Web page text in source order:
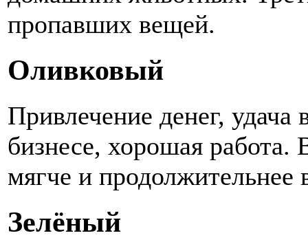
пропавших вещей.
Оливковый
Привлечение денег, удача
бизнесе, хорошая работа.
мягче и продолжительнее
Зелёный